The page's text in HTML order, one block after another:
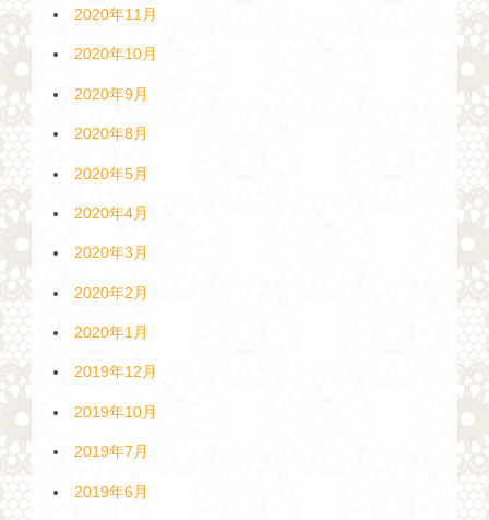
2020年11月
2020年10月
2020年9月
2020年8月
2020年5月
2020年4月
2020年3月
2020年2月
2020年1月
2019年12月
2019年10月
2019年7月
2019年6月